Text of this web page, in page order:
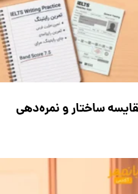
ساختار و نمره‌دهی